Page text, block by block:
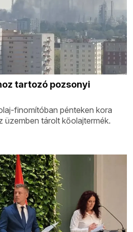
tartozó pozsonyi
finomítóban pénteken kora
üzemben tárolt kőolajtermék.